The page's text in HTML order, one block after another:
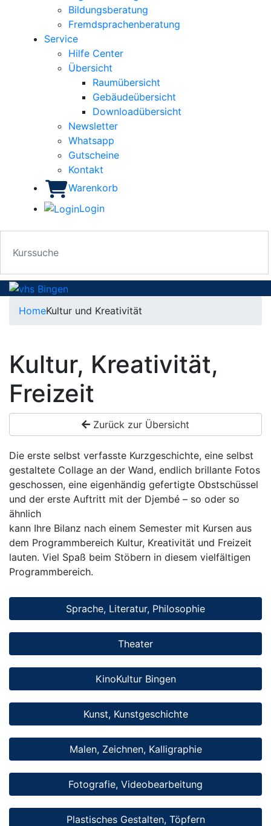
Bildungsberatung
Fremdsprachenberatung
Service
Hilfe Center
Übersicht
Raumübersicht
Gebäudeübersicht
Downloadübersicht
Newsletter
Whatsapp
Gutscheine
Kontakt
Warenkorb
Login
HomeKultur und Kreativität
Kultur, Kreativität,
Freizeit
Zurück zur Übersicht
Die erste selbst verfasste Kurzgeschichte, eine selbst
gestaltete Collage an der Wand, endlich brillante Fotos
geschossen, eine eigenhändig gefertigte Obstschüssel
und der erste Auftritt mit der Djembé – so oder so
ähnlich
kann Ihre Bilanz nach einem Semester mit Kursen aus
dem Programmbereich Kultur, Kreativität und Freizeit
lauten. Viel Spaß beim Stöbern in diesem vielfältigen
Programmbereich.
Sprache, Literatur, Philosophie
Theater
KinoKultur Bingen
Kunst, Kunstgeschichte
Malen, Zeichnen, Kalligraphie
Fotografie, Videobearbeitung
Plastisches Gestalten, Töpfern